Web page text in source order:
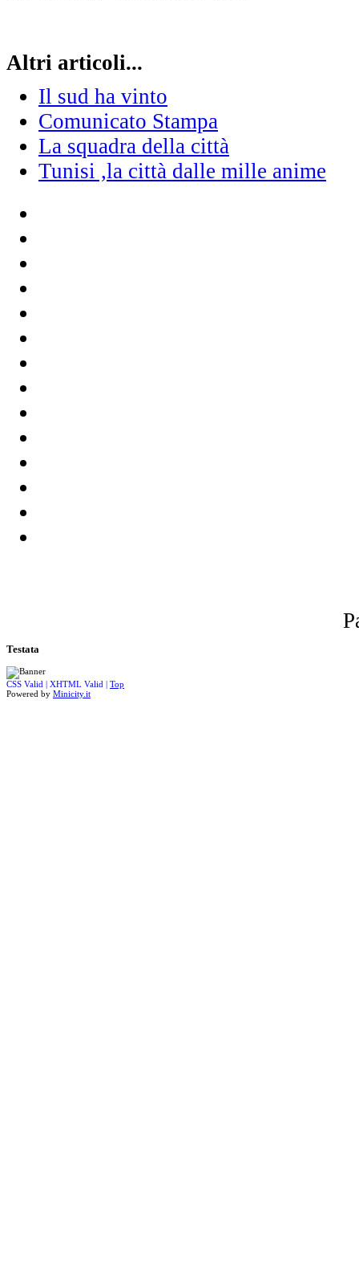
Altri articoli...
Il sud ha vinto
Comunicato Stampa
La squadra della città
Tunisi ,la città dalle mille anime
Testata
CSS Valid | XHTML Valid | Top
Powered by Minicity.it